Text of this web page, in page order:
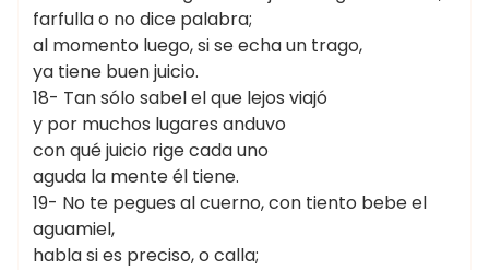
farfulla o no dice palabra;
al momento luego, si se echa un trago,
ya tiene buen juicio.
18- Tan sólo sabel el que lejos viajó
y por muchos lugares anduvo
con qué juicio rige cada uno
aguda la mente él tiene.
19- No te pegues al cuerno, con tiento bebe el
aguamiel,
habla si es preciso, o calla;